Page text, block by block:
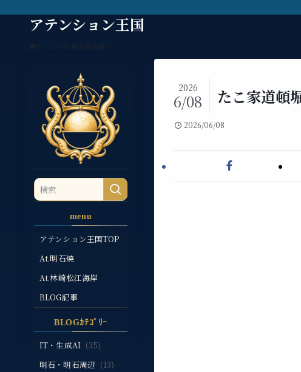
アテンション王国
たこ家道頓
2026
6/08
2026/06/08
menu
アテンション王国TOP
At.明石焼
At.林崎松江海岸
BLOG記事
BLOGｶﾃｺﾞﾘｰ
IT・生成AI (35)
明石・明石周辺 (13)